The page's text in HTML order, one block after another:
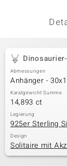
Abmessungen
Anhänger -
Karatgewicht Summe
14,893 ct
Legierung
925er Sterling
Design
Solitaire mit